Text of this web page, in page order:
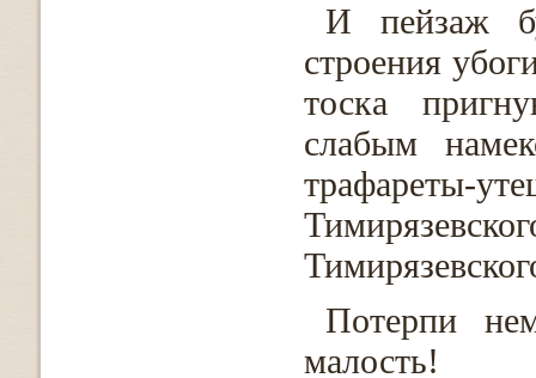
И пейзаж
строения
тоска
слабым
Потерпи
малость!